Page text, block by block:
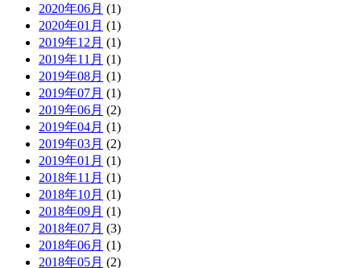
2020年06月 (1)
2020年01月 (1)
2019年12月 (1)
2019年11月 (1)
2019年08月 (1)
2019年07月 (1)
2019年06月 (2)
2019年04月 (1)
2019年03月 (2)
2019年01月 (1)
2018年11月 (1)
2018年10月 (1)
2018年09月 (1)
2018年07月 (3)
2018年06月 (1)
2018年05月 (2)